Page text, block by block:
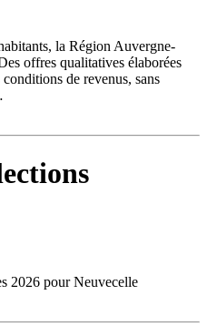
la Région Auvergne-
offres qualitatives élaborées
de revenus, sans
2026 pour Neuvecelle